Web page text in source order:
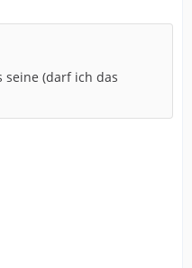
seine (darf ich das